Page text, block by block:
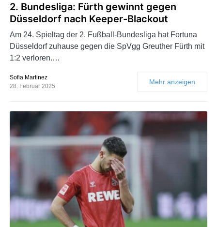
2. Bundesliga: Fürth gewinnt gegen
Düsseldorf nach Keeper-Blackout
Am 24. Spieltag der 2. Fußball-Bundesliga hat Fortuna
Düsseldorf zuhause gegen die SpVgg Greuther Fürth mit
1:2 verloren.…
Sofia Martinez
28. Februar 2025
Mehr anzeigen